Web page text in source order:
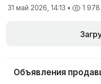
31 май 2026, 14:13 • 1 978
Объявления